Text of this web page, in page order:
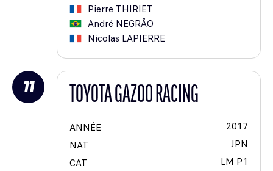
Pierre THIRIET
André NEGRÃO
Nicolas LAPIERRE
11 TOYOTA GAZOO RACING
ANNÉE
2017
NAT
JPN
CAT
LM P1